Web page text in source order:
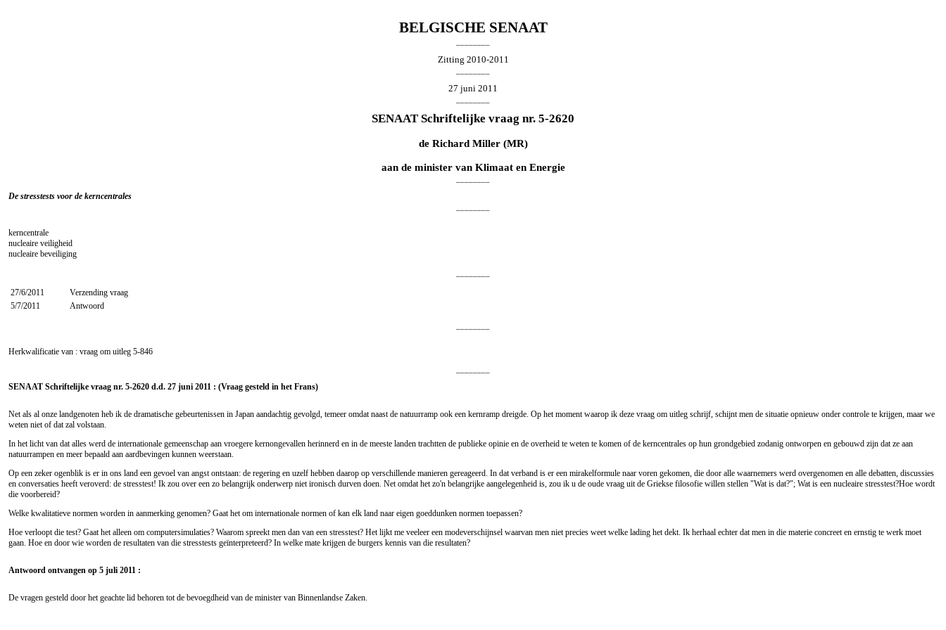
BELGISCHE SENAAT
Zitting 2010-2011
27 juni 2011
SENAAT Schriftelijke vraag nr. 5-2620
de Richard Miller(MR)
aan de minister van Klimaat en Energie
De stresstests voor de kerncentrales
kerncentrale
nucleaire veiligheid
nucleaire beveiliging
27/6/2011
Verzending vraag
5/7/2011
Antwoord
Herkwalificatie van : vraag om uitleg 5-846
SENAAT Schriftelijke vraag nr. 5-2620 d.d. 27 juni 2011 : (Vraag gesteld in het Frans)
Net als al onze landgenoten heb ik de dramatische gebeurtenissen in Japan aandachtig gevolgd, temeer omdat naast de natuurramp ook een kernramp dreigde. Op het moment waarop ik deze vraag om uitleg schrijf, schijnt men de situatie opnieuw onder controle te krijgen, maar we
weten niet of dat zal volstaan.
In het licht van dat alles werd de internationale gemeenschap aan vroegere kernongevallen herinnerd en in de meeste landen trachtten de publieke opinie en de overheid te weten te komen of de kerncentrales op hun grondgebied zodanig ontworpen en gebouwd zijn dat ze aan
natuurrampen en meer bepaald aan aardbevingen kunnen weerstaan.
Op een zeker ogenblik is er in ons land een gevoel van angst ontstaan: de regering en uzelf hebben daarop op verschillende manieren gereageerd. In dat verband is er een mirakelformule naar voren gekomen, die door alle waarnemers werd overgenomen en alle debatten, discussies
en conversaties heeft veroverd: de stresstest! Ik zou over een zo belangrijk onderwerp niet ironisch durven doen. Net omdat het zo'n belangrijke aangelegenheid is, zou ik u de oude vraag uit de Griekse filosofie willen stellen "Wat is dat?"; Wat is een nucleaire stresstest?Hoe wordt
die voorbereid?
Welke kwalitatieve normen worden in aanmerking genomen? Gaat het om internationale normen of kan elk land naar eigen goeddunken normen toepassen?
Hoe verloopt die test? Gaat het alleen om computersimulaties? Waarom spreekt men dan van een stresstest? Het lijkt me veeleer een modeverschijnsel waarvan men niet precies weet welke lading het dekt. Ik herhaal echter dat men in die materie concreet en ernstig te werk moet
gaan. Hoe en door wie worden de resultaten van die stresstests geïnterpreteerd? In welke mate krijgen de burgers kennis van die resultaten?
Antwoord ontvangen op 5 juli 2011 :
De vragen gesteld door het geachte lid behoren tot de bevoegdheid van de minister van Binnenlandse Zaken.